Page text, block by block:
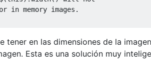
in memory images.
tener en las dimensiones de la
Esta es una solución muy